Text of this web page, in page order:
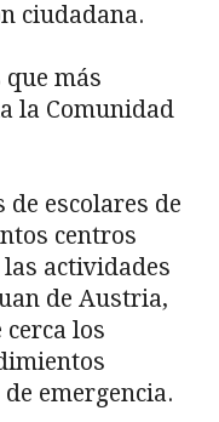
ciudadana.
que más
la Comunidad
escolares de
centros
actividades
de Austria,
los
emergencia.